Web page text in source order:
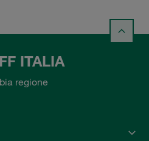
ITALIA
regione